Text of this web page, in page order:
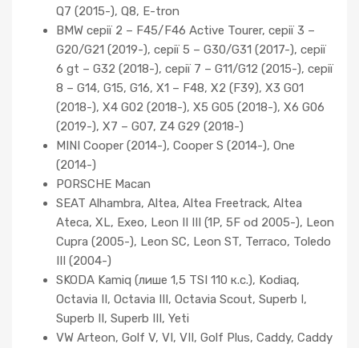
Q7 (2015-), Q8, E-tron
BMW серії 2 – F45/F46 Active Tourer, серії 3 –
G20/G21 (2019-), серії 5 – G30/G31 (2017-), серії
6 gt – G32 (2018-), серії 7 – G11/G12 (2015-), серії
8 – G14, G15, G16, X1 – F48, X2 (F39), X3 G01
(2018-), X4 G02 (2018-), X5 G05 (2018-), X6 G06
(2019-), X7 – G07, Z4 G29 (2018-)
MINI Cooper (2014-), Cooper S (2014-), One
(2014-)
PORSCHE Macan
SEAT Alhambra, Altea, Altea Freetrack, Altea
Ateca, XL, Exeo, Leon II III (1P, 5F od 2005-), Leon
Cupra (2005-), Leon SC, Leon ST, Terraco, Toledo
III (2004-)
SKODA Kamiq (лише 1,5 TSI 110 к.с.), Kodiaq,
Octavia II, Octavia III, Octavia Scout, Superb I,
Superb II, Superb III, Yeti
VW Arteon, Golf V, VI, VII, Golf Plus, Caddy, Caddy